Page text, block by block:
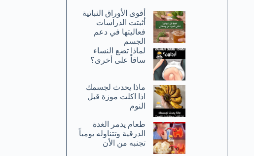
أقوى الأوراق النباتية
أثبتت الدراسات
فعاليتها في دعم
الجسم
لماذا تضع النساء
ساقاً على أخرى؟
ماذا يحدث لجسمك
اذا اكلت موزة قبل
النوم
طعام يدمر الغدة
الدرقية وتتناوله يومياً
تجنبه من الأن